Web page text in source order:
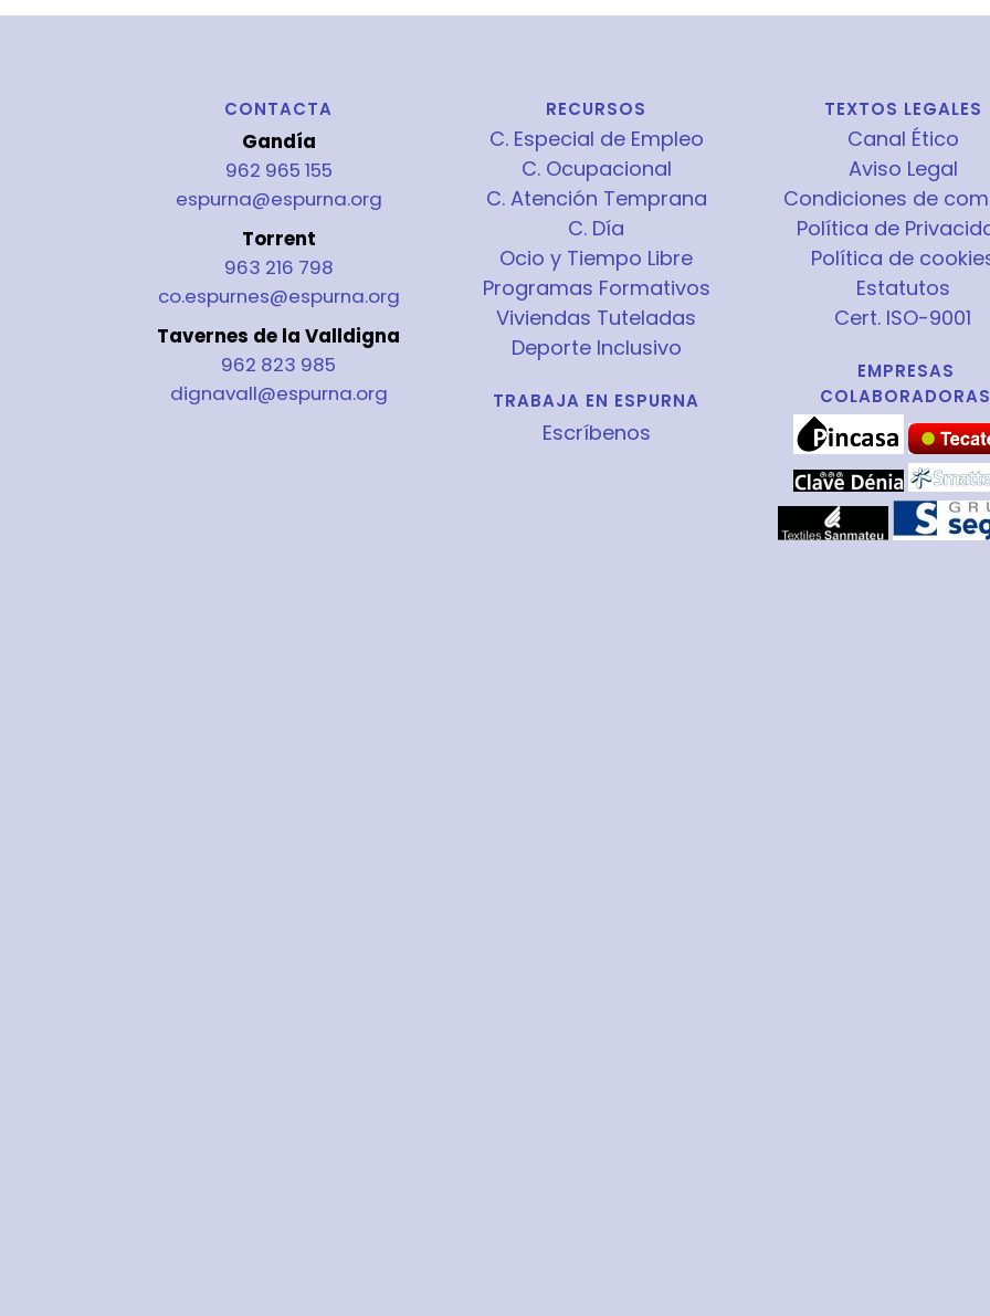
CONTACTA
Gandía
962 965 155
espurna@espurna.org
Torrent
963 216 798
co.espurnes@espurna.org
Tavernes de la Valldigna
962 823 985
dignavall@espurna.org
RECURSOS
C. Especial de Empleo
C. Ocupacional
C. Atención Temprana
C. Día
Ocio y Tiempo Libre
Programas Formativos
Viviendas Tuteladas
Deporte Inclusivo
TRABAJA EN ESPURNA
Escríbenos
TEXTOS LEGALES
Canal Ético
Aviso Legal
Condiciones de
Política de
Política de
Estatutos
Cert. ISO-9001
EMPRESAS
COLABORADORAS